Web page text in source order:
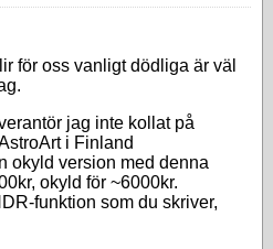
för oss vanligt dödliga är väl
jag inte kollat på
i Finland
okyld version med denna
okyld för ~6000kr.
funktion som du skriver,